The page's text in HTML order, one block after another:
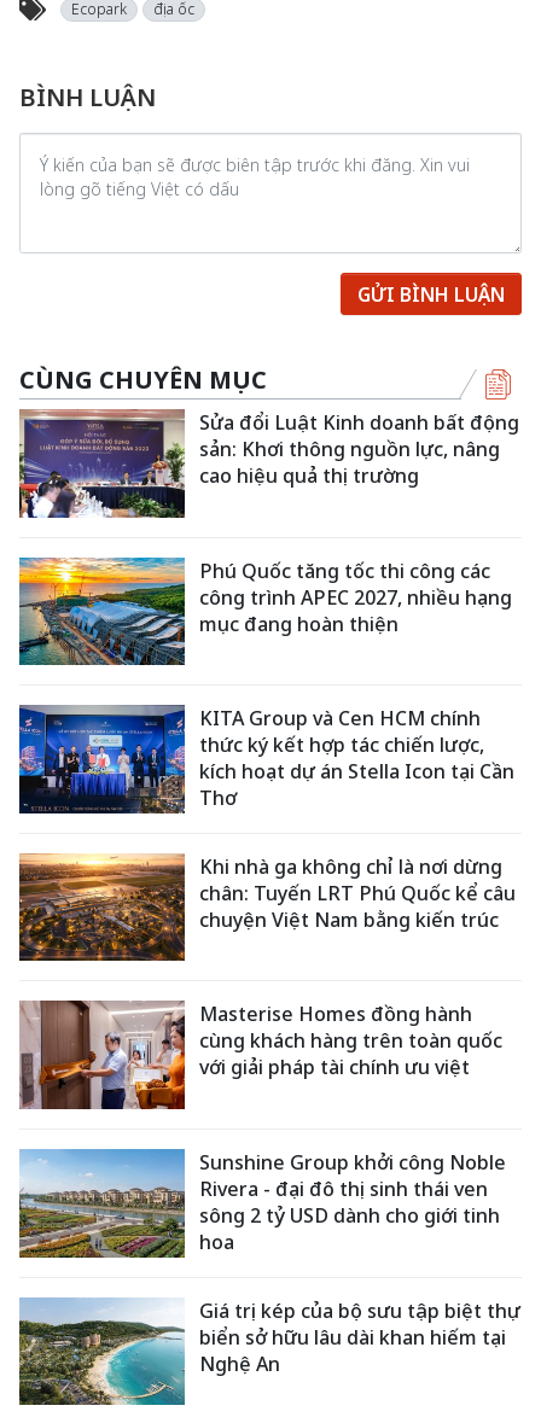
Ecopark địa ốc
BÌNH LUẬN
GỬI BÌNH LUẬN
CÙNG CHUYÊN MỤC
Sửa đổi Luật Kinh doanh bất động
sản: Khơi thông nguồn lực, nâng
cao hiệu quả thị trường
Phú Quốc tăng tốc thi công các
công trình APEC 2027, nhiều hạng
mục đang hoàn thiện
KITA Group và Cen HCM chính
thức ký kết hợp tác chiến lược,
kích hoạt dự án Stella Icon tại Cần
Thơ
Khi nhà ga không chỉ là nơi dừng
chân: Tuyến LRT Phú Quốc kể câu
chuyện Việt Nam bằng kiến trúc
Masterise Homes đồng hành
cùng khách hàng trên toàn quốc
với giải pháp tài chính ưu việt
Sunshine Group khởi công Noble
Rivera - đại đô thị sinh thái ven
sông 2 tỷ USD dành cho giới tinh
hoa
Giá trị kép của bộ sưu tập biệt thự
biển sở hữu lâu dài khan hiếm tại
Nghệ An